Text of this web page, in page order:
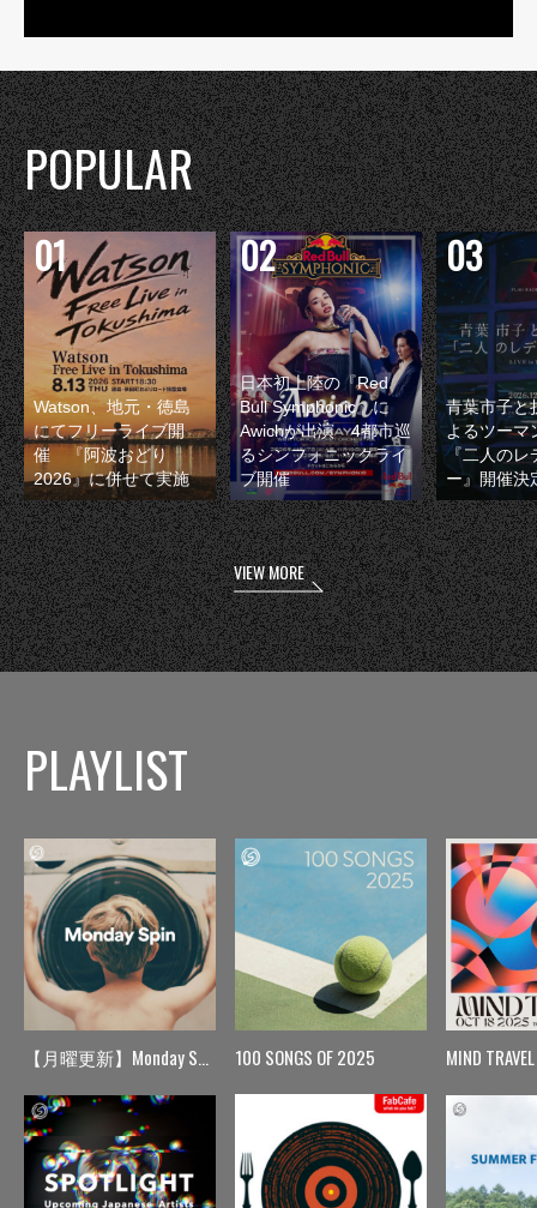
POPULAR
Watson、地元・徳島
にてフリーライブ開
催 『阿波おどり
2026』に併せて実施
日本初上陸の『Red
Bull Symphonic』に
Awichが出演 4都市巡
るシンフォニックライ
ブ開催
青葉市子と
よるツーマ
『二人のレ
ー』開催決
VIEW MORE
PLAYLIST
【月曜更新】Monday Spin 100 SONGS OF 2025 MIND TRAVEL